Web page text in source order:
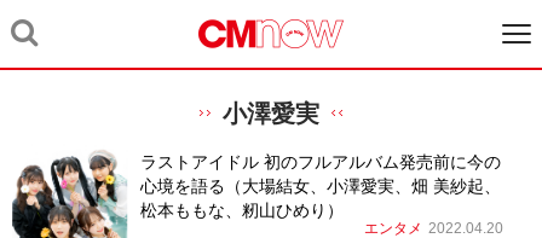
小澤愛実
ラストアイドル 初のフルアルバム発売前に今の
心境を語る（大場結女、小澤愛実、畑 美紗起、
松本ももな、籾山ひめり）
エンタメ 2022.04.20